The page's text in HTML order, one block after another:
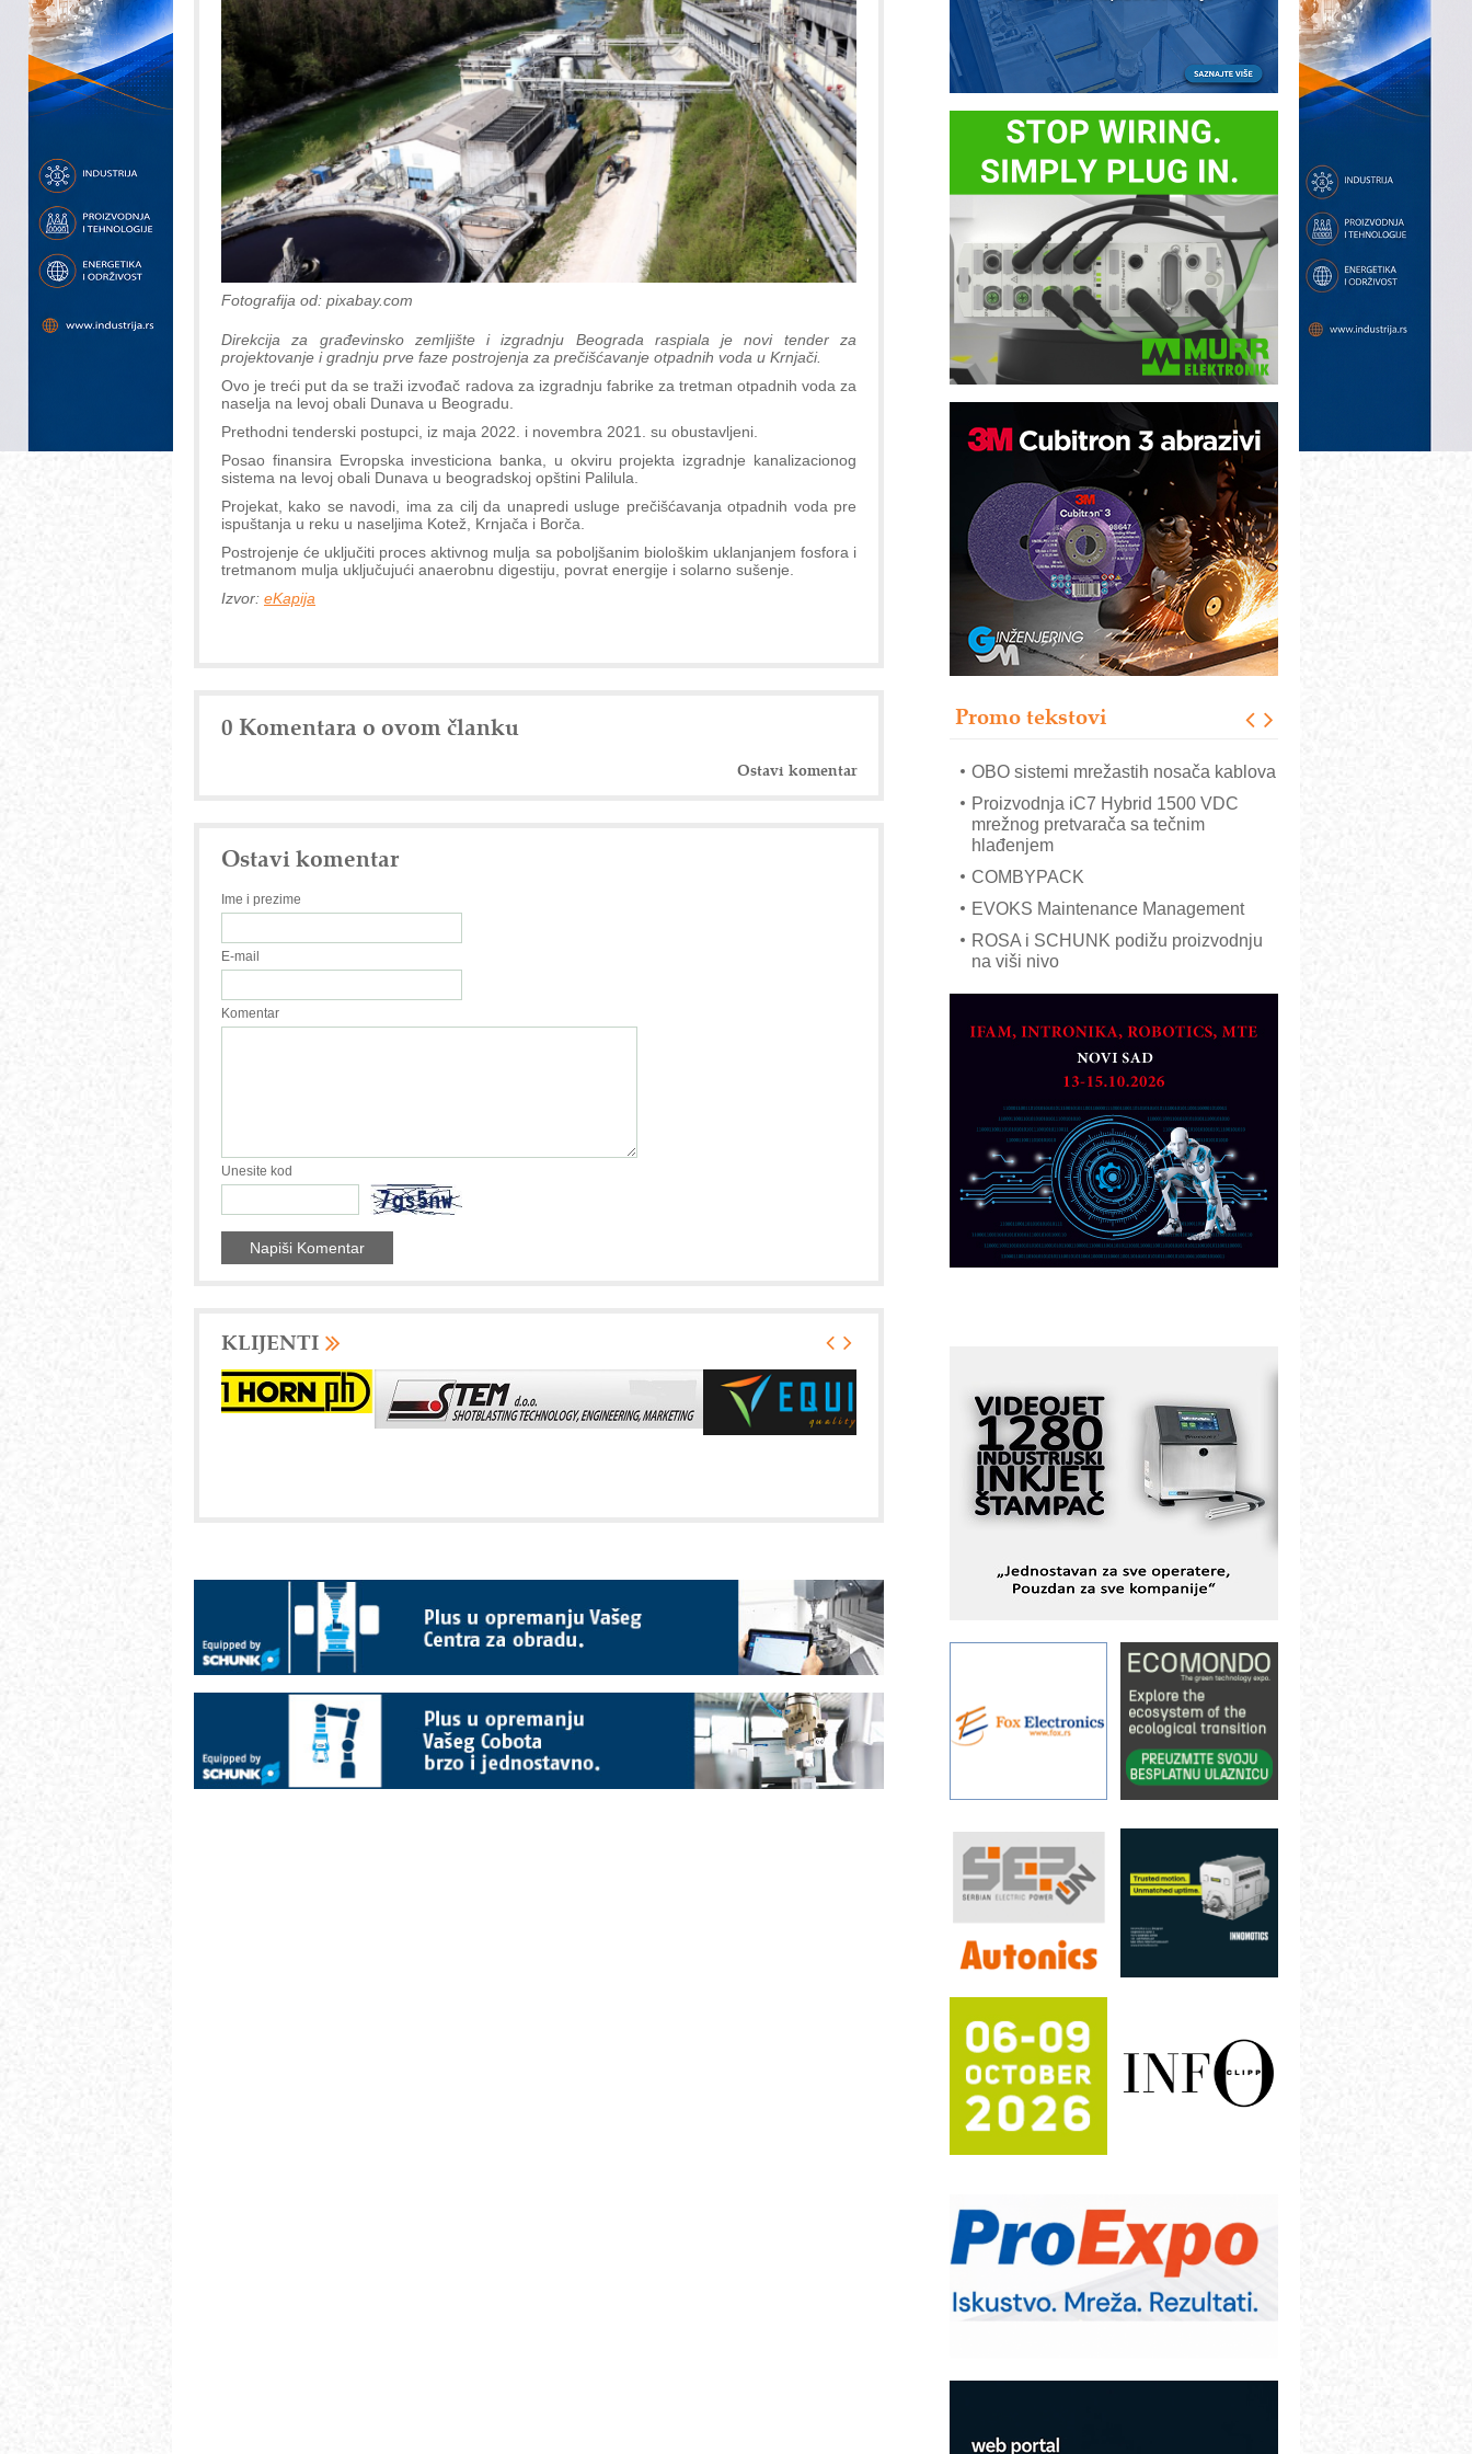
Fotografija od: pixabay.com
Direkcija za građevinsko zemljište i izgradnju Beograda raspiala je novi tender za
projektovanje i gradnju prve faze postrojenja za prečišćavanje otpadnih voda u Krnjači.
Ovo je treći put da se traži izvođač radova za izgradnju fabrike za tretman otpadnih voda za
naselja na levoj obali Dunava u Beogradu.
Prethodni tenderski postupci, iz maja 2022. i novembra 2021. su obustavljeni.
Posao finansira Evropska investiciona banka, u okviru projekta izgradnje kanalizacionog
sistema na levoj obali Dunava u beogradskoj opštini Palilula.
Projekat, kako se navodi, ima za cilj da unapredi usluge prečišćavanja otpadnih voda pre
ispuštanja u reku u naseljima Kotež, Krnjača i Borča.
Postrojenje će uključiti proces aktivnog mulja sa poboljšanim biološkim uklanjanjem fosfora i
tretmanom mulja uključujući anaerobnu digestiju, povrat energije i solarno sušenje.
Izvor: eKapija
0 Komentara o ovom članku
Ostavi komentar
Ostavi komentar
Ime i prezime
E-mail
Komentar
Unesite kod
KLIJENTI
Promo tekstovi
Potpuna efikasnost bez složenih
sistema
Trajna oznaka kao dugoročna korist
Bezbednost na prvom mestu!
IB BLUMENAUER - više od 40 godina
poverenja u industriji
RMQ-TITAN ADVANCED INDICATOR
– Pametna signalizacija za efikasnije
Mitutoyo Crysta-Apex V PLUS: Nova
OBO sistemi mrežastih nosača kablova
Proizvodnja iC7 Hybrid 1500 VDC
mrežnog pretvarača sa tečnim
hlađenjem
COMBYPACK
EVOKS Maintenance Management
ROSA i SCHUNK podižu proizvodnju
na viši nivo
Detekcija različitih oblika
MAREX - Lim i mašine za savremena
rešenja
Marcom-plast d.o.o.- vaš pouzdan
CTO - Prilagodite svoju toplinsku
obradu!
Razvoj asortimanskog pravca MINI-
PLC AKYTEC
AUKOM: Svetski standard metrologije
dostupan u Srbiji
Fleksibilno stezanje i brzo
podešavanje u proizvodnji prototipova
KIP KOP – napredna rešenja za
savremene industrijske i logističke
objekte
rešenjima
STAUFF – Komponente koje
povećavaju pouzdanost hidrauličkih
sistema
YAMADA pumpe – japanska
pouzdanost u transferu fluida
Filtration Group Industrial – Napredna
procesnim sistemima
RILINEX kompanije Rittal
FANUC: Najbolje za vašu pametnu
Efikasno upravljanje energijom
Automatizacija pakovanja · Display
(Shelf-Ready) omotnice
Potpuna efikasnost bez složenih
sistema
Trajna oznaka kao dugoročna korist
Bezbednost na prvom mestu!
– Pametna signalizacija za efikasnije
upravljanje mašinama
Mitutoyo Crysta-Apex V PLUS: Nova
era CNC merenja
mrežnog pretvarača sa tečnim
COMBYPACK